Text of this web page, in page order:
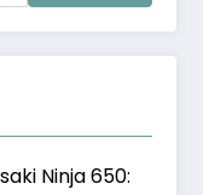
Ninja 650: